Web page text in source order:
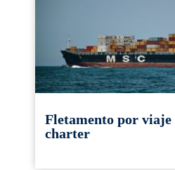
Fletamento por viaje
charter